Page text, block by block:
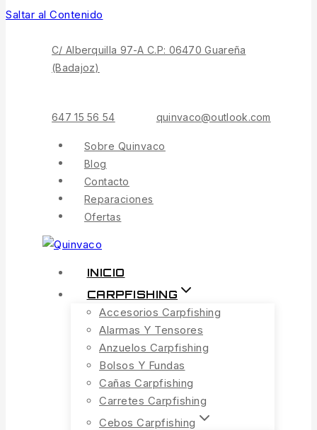
Saltar al Contenido
C/ Alberquilla 97-A C.P: 06470 Guareña
(Badajoz)
647 15 56 54 quinvaco@outlook.com
Sobre Quinvaco
Blog
Contacto
Reparaciones
Ofertas
INICIO
CARPFISHING
Accesorios Carpfishing
Alarmas Y Tensores
Anzuelos Carpfishing
Bolsos Y Fundas
Cañas Carpfishing
Carretes Carpfishing
Cebos Carpfishing